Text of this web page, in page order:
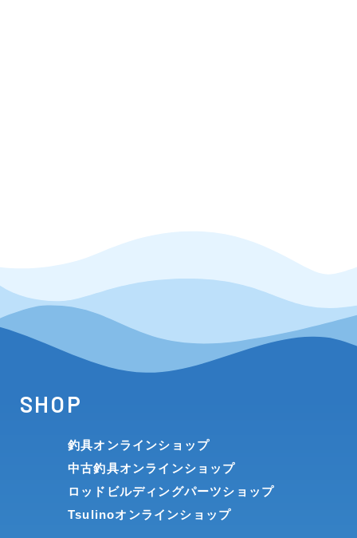
SHOP
釣具オンラインショップ
中古釣具オンラインショップ
ロッドビルディングパーツショップ
Tsulinoオンラインショップ